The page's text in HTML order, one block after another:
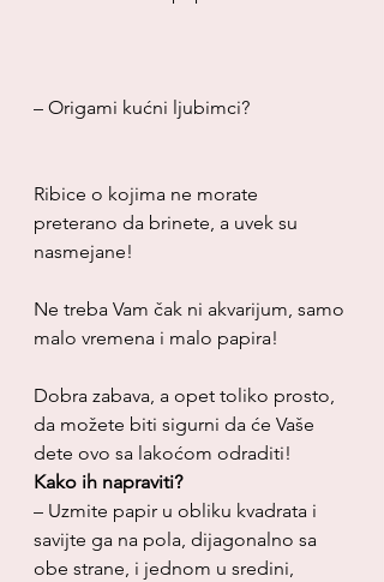
– Origami kućni ljubimci?
Ribice o kojima ne morate
preterano da brinete, a uvek su
nasmejane!
Ne treba Vam čak ni akvarijum, samo
malo vremena i malo papira!
Dobra zabava, a opet toliko prosto,
da možete biti sigurni da će Vaše
dete ovo sa lakoćom odraditi!
Kako ih napraviti?
– Uzmite papir u obliku kvadrata i
savijte ga na pola, dijagonalno sa
obe strane, i jednom u sredini,